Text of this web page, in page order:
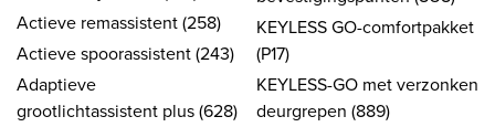
Actieve remassistent (258)
Actieve spoorassistent (243)
Adaptieve
grootlichtassistent plus (628)
KEYLESS GO-comfortpakket
(P17)
KEYLESS-GO met verzonken
deurgrepen (889)